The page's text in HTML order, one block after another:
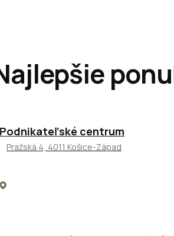
ODPORÚČAME
Podnikateľské centrum
Pražská 4, 4011 Košice-Západ